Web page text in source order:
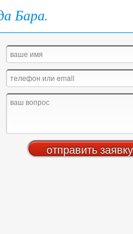
Бара.